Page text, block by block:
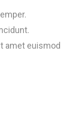
amet euismod